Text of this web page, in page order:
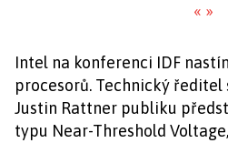
« »
Intel na konferenci IDF
procesorů. Technický
Justin Rattner publiku
typu Near-Threshold